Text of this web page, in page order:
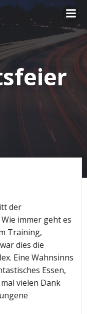
der
immer geht es
Training,
dies die
Eine Wahnsinns
Essen,
vielen Dank